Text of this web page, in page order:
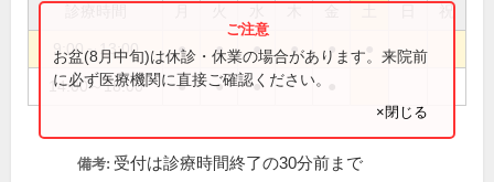
祝
9:00～13:00 ● ● ● ● ●
14:00～18:00 ● ● ●
お盆(8月中旬)は休診・休業の場合があります。来院前
に必ず医療機関に直接ご確認ください。
×閉じる
備考: 受付は診療時間終了の30分前まで